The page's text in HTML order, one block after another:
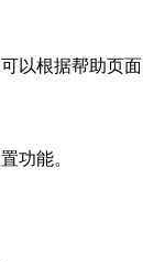
以根据帮助页
功能。